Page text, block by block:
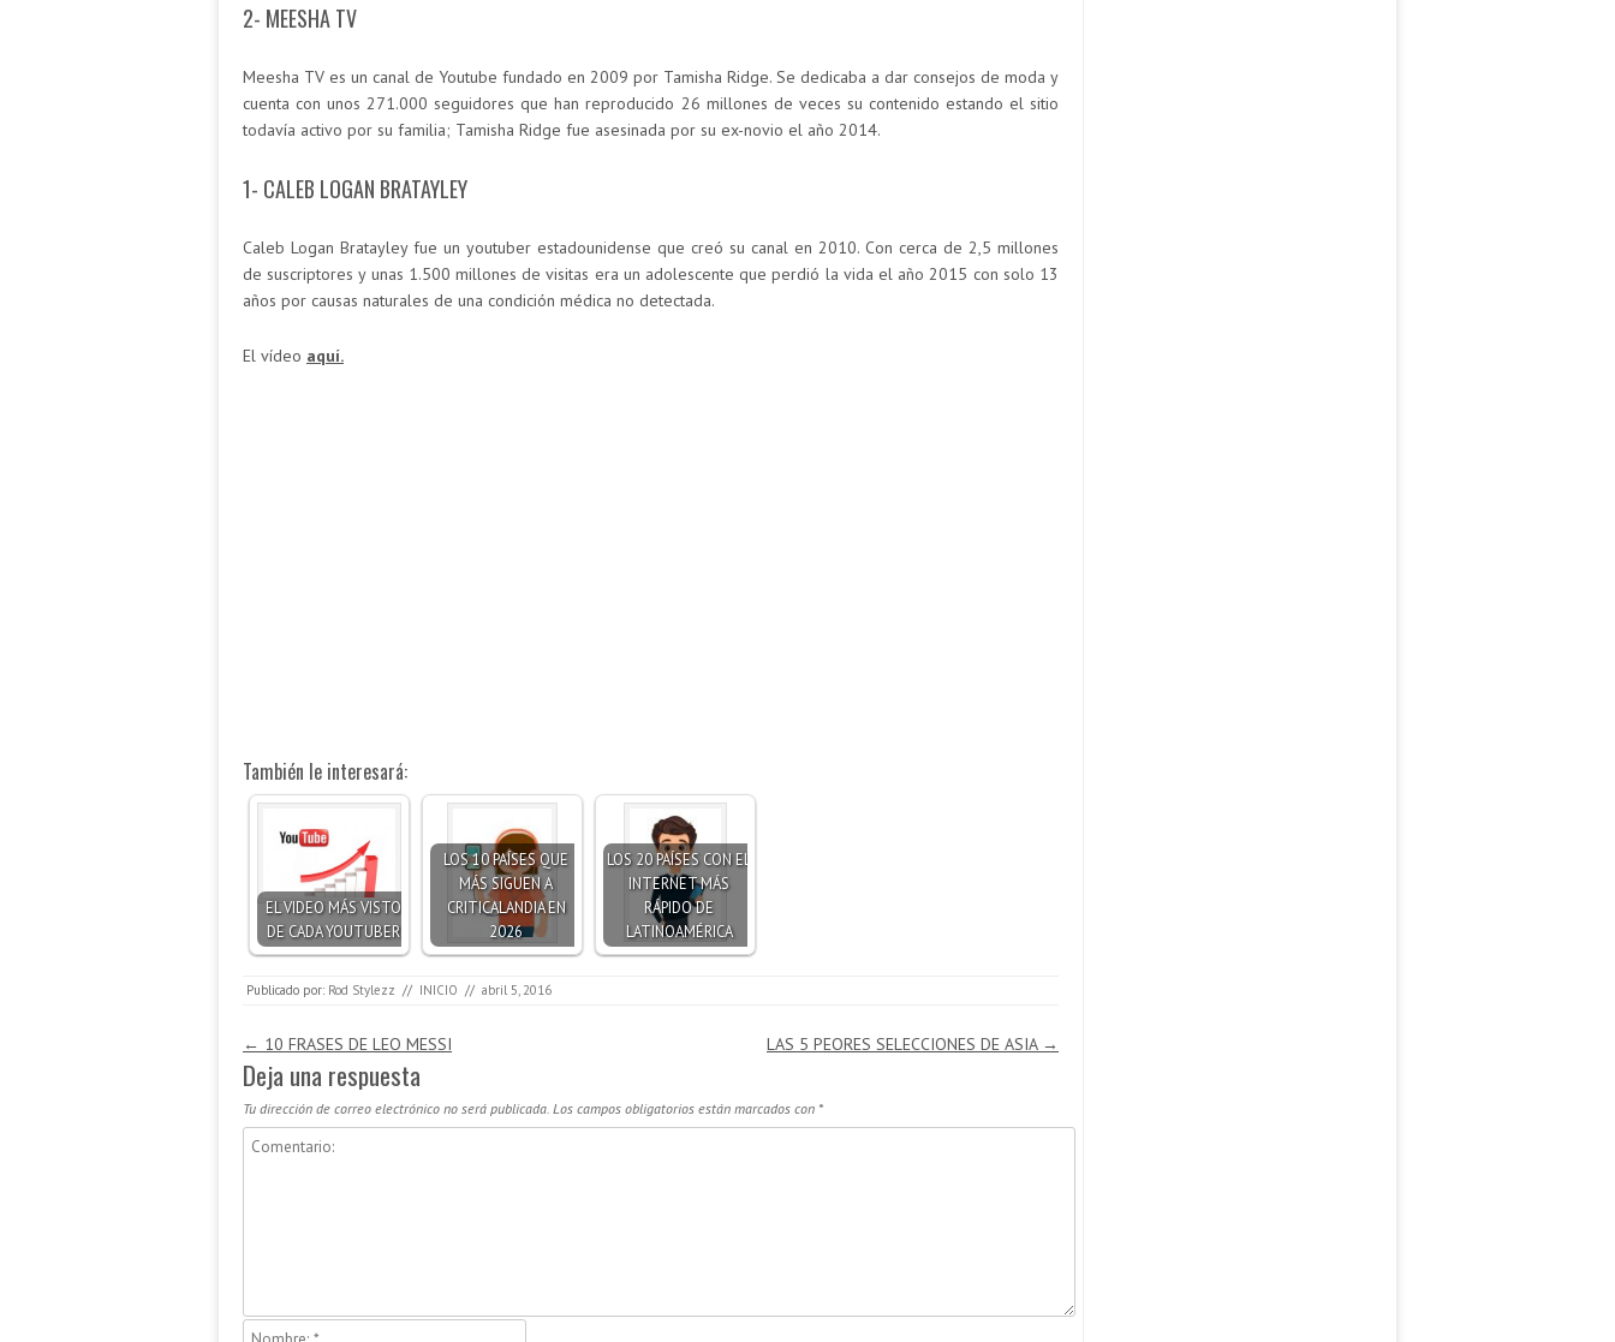
2- MEESHA TV
Meesha TV es un canal de Youtube fundado en 2009 por Tamisha Ridge. Se dedicaba a dar consejos de moda y
cuenta con unos 271.000 seguidores que han reproducido 26 millones de veces su contenido estando el sitio
todavía activo por su familia; Tamisha Ridge fue asesinada por su ex-novio el año 2014.
1- CALEB LOGAN BRATAYLEY
Caleb Logan Bratayley fue un youtuber estadounidense que creó su canal en 2010. Con cerca de 2,5 millones
de suscriptores y unas 1.500 millones de visitas era un adolescente que perdió la vida el año 2015 con solo 13
años por causas naturales de una condición médica no detectada.
El vídeo aquí.
También le interesará:
EL VIDEO MÁS VISTO
DE CADA YOUTUBER
LOS 10 PAÍSES QUE
MÁS SIGUEN A
CRITICALANDIA EN
2026
LOS 20 PAÍSES CON EL
INTERNET MÁS
RÁPIDO DE
LATINOAMÉRICA
Publicado por: Rod Stylezz // INICIO // abril 5, 2016
Navegación de entradas
← 10 FRASES DE LEO MESSI LAS 5 PEORES SELECCIONES DE ASIA →
Deja una respuesta
Tu dirección de correo electrónico no será publicada. Los campos obligatorios están marcados con *